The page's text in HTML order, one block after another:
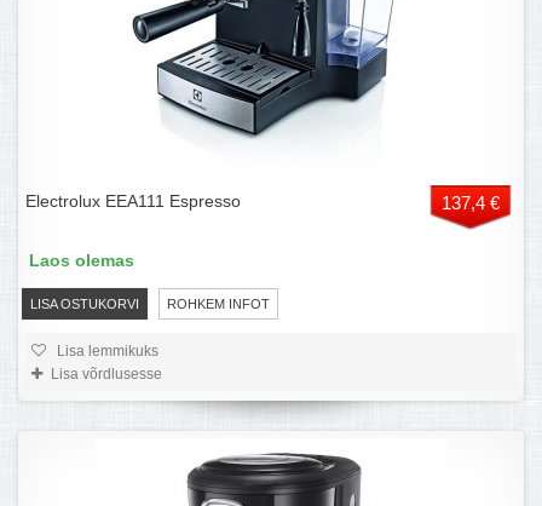
Electrolux EEA111 Espresso 137,4 €
LISA OSTUKORVI ROHKEM INFOT
Laos olemas
Lisa lemmikuks
Lisa võrdlusesse